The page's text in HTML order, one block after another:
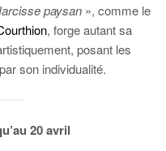
paysan », comme le
, forge autant sa
posant les
son individualité.
20 avril